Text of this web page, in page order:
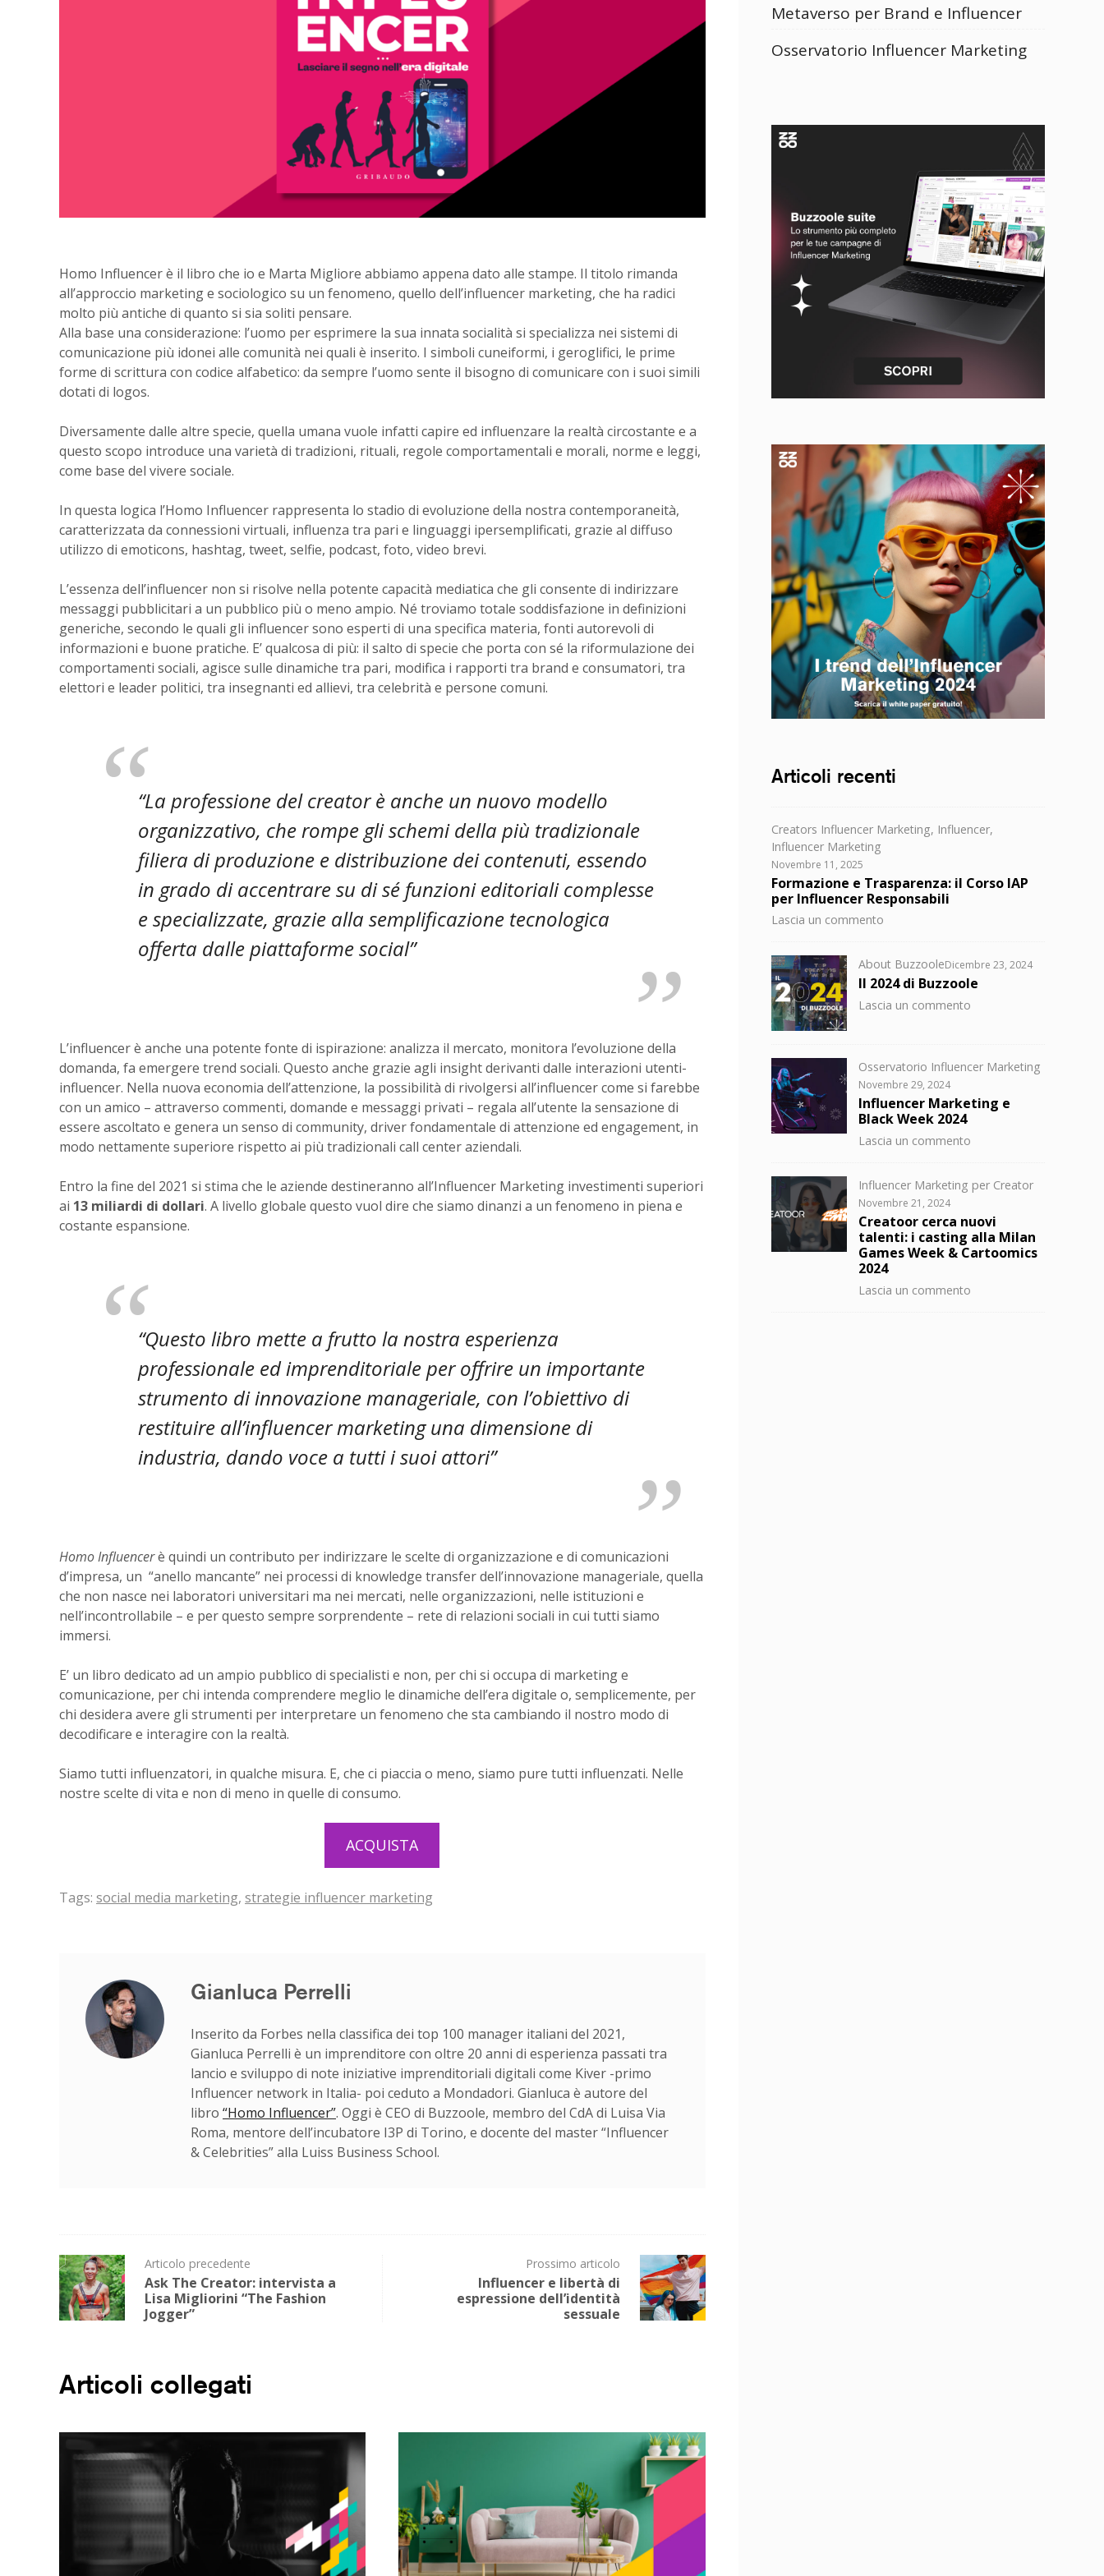
Homo Influencer è il libro che io e Marta Migliore abbiamo appena dato alle stampe. Il titolo rimanda
all’approccio marketing e sociologico su un fenomeno, quello dell’influencer marketing, che ha radici
molto più antiche di quanto si sia soliti pensare.
Alla base una considerazione: l’uomo per esprimere la sua innata socialità si specializza nei sistemi di
comunicazione più idonei alle comunità nei quali è inserito. I simboli cuneiformi, i geroglifici, le prime
forme di scrittura con codice alfabetico: da sempre l’uomo sente il bisogno di comunicare con i suoi simili
dotati di logos.
Diversamente dalle altre specie, quella umana vuole infatti capire ed influenzare la realtà circostante e a
questo scopo introduce una varietà di tradizioni, rituali, regole comportamentali e morali, norme e leggi,
come base del vivere sociale.
In questa logica l’Homo Influencer rappresenta lo stadio di evoluzione della nostra contemporaneità,
caratterizzata da connessioni virtuali, influenza tra pari e linguaggi ipersemplificati, grazie al diffuso
utilizzo di emoticons, hashtag, tweet, selfie, podcast, foto, video brevi.
L’essenza dell’influencer non si risolve nella potente capacità mediatica che gli consente di indirizzare
messaggi pubblicitari a un pubblico più o meno ampio. Né troviamo totale soddisfazione in definizioni
generiche, secondo le quali gli influencer sono esperti di una specifica materia, fonti autorevoli di
informazioni e buone pratiche. E’ qualcosa di più: il salto di specie che porta con sé la riformulazione dei
comportamenti sociali, agisce sulle dinamiche tra pari, modifica i rapporti tra brand e consumatori, tra
elettori e leader politici, tra insegnanti ed allievi, tra celebrità e persone comuni.
“La professione del creator è anche un nuovo modello
organizzativo, che rompe gli schemi della più tradizionale
filiera di produzione e distribuzione dei contenuti, essendo
in grado di accentrare su di sé funzioni editoriali complesse
e specializzate, grazie alla semplificazione tecnologica
offerta dalle piattaforme social”
L’influencer è anche una potente fonte di ispirazione: analizza il mercato, monitora l’evoluzione della
domanda, fa emergere trend sociali. Questo anche grazie agli insight derivanti dalle interazioni utenti-
influencer. Nella nuova economia dell’attenzione, la possibilità di rivolgersi all’influencer come si farebbe
con un amico – attraverso commenti, domande e messaggi privati – regala all’utente la sensazione di
essere ascoltato e genera un senso di community, driver fondamentale di attenzione ed engagement, in
modo nettamente superiore rispetto ai più tradizionali call center aziendali.
Entro la fine del 2021 si stima che le aziende destineranno all’Influencer Marketing investimenti superiori
ai 13 miliardi di dollari. A livello globale questo vuol dire che siamo dinanzi a un fenomeno in piena e
costante espansione.
“Questo libro mette a frutto la nostra esperienza
professionale ed imprenditoriale per offrire un importante
strumento di innovazione manageriale, con l’obiettivo di
restituire all’influencer marketing una dimensione di
industria, dando voce a tutti i suoi attori”
Homo Influencerè quindi un contributo per indirizzare le scelte di organizzazione e di comunicazioni
d’impresa, un “anello mancante” nei processi di knowledge transfer dell’innovazione manageriale, quella
che non nasce nei laboratori universitari ma nei mercati, nelle organizzazioni, nelle istituzioni e
nell’incontrollabile – e per questo sempre sorprendente – rete di relazioni sociali in cui tutti siamo
immersi.
E’ un libro dedicato ad un ampio pubblico di specialisti e non, per chi si occupa di marketing e
comunicazione, per chi intenda comprendere meglio le dinamiche dell’era digitale o, semplicemente, per
chi desidera avere gli strumenti per interpretare un fenomeno che sta cambiando il nostro modo di
decodificare e interagire con la realtà.
Siamo tutti influenzatori, in qualche misura. E, che ci piaccia o meno, siamo pure tutti influenzati. Nelle
nostre scelte di vita e non di meno in quelle di consumo.
ACQUISTA
Tags:social media marketing,strategie influencer marketing
Gianluca Perrelli
Inserito da Forbes nella classifica dei top 100 manager italiani del 2021,
Gianluca Perrelli è un imprenditore con oltre 20 anni di esperienza passati tra
lancio e sviluppo di note iniziative imprenditoriali digitali come Kiver -primo
Influencer network in Italia- poi ceduto a Mondadori. Gianluca è autore del
libro“Homo Influencer”. Oggi è CEO di Buzzoole, membro del CdA di Luisa Via
Roma, mentore dell’incubatore I3P di Torino, e docente del master “Influencer
& Celebrities” alla Luiss Business School.
Post
navigation
Articolo precedente
Ask The Creator: intervista a
Lisa Migliorini “The Fashion
Jogger”
Prossimo articolo
Influencer e libertà di
espressione dell’identità
sessuale
Articoli collegati
Metaverso per Brand e Influencer
Osservatorio Influencer Marketing
Articoli recenti
Categorie
Creators Influencer Marketing, Influencer,
Influencer Marketing
Posted
on
Novembre 11, 2025
Formazione e Trasparenza: il Corso IAP
per Influencer Responsabili
Lascia un commentosu
Trasparenza:
il
Corso
Responsabili
Categorie
About BuzzoolePosted
on
Dicembre 23, 2024
Il 2024 di Buzzoole
Lascia un commento
Buzzoole
Categorie
Osservatorio Influencer Marketing
Posted
on
Novembre 29, 2024
Influencer Marketing e
Black Week 2024
Lascia un commento
e
Week
2024
Categorie
Influencer Marketing per Creator
Posted
on
Novembre 21, 2024
Creatoor cerca nuovi
talenti: i casting alla Milan
Games Week & Cartoomics
2024
Lascia un commento